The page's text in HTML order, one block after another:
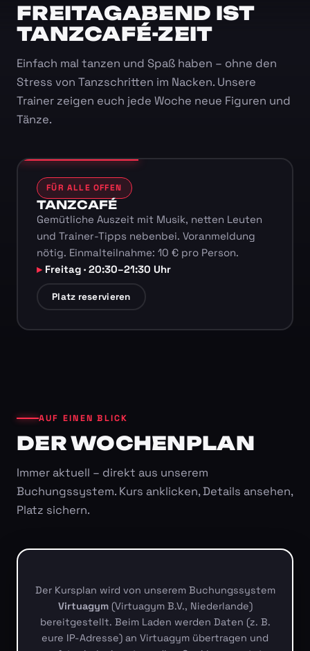
FREITAGABEND IST
TANZCAFÉ-ZEIT
Einfach mal tanzen und Spaß haben – ohne den
Stress von Tanzschritten im Nacken. Unsere
Trainer zeigen euch jede Woche neue Figuren und
Tänze.
FÜR ALLE OFFEN
TANZCAFÉ
Gemütliche Auszeit mit Musik, netten Leuten
und Trainer-Tipps nebenbei. Voranmeldung
nötig. Einmalteilnahme: 10 € pro Person.
Freitag · 20:30–21:30 Uhr
Platz reservieren
AUF EINEN BLICK
DER WOCHENPLAN
Immer aktuell – direkt aus unserem
Buchungssystem. Kurs anklicken, Details ansehen,
Platz sichern.
Der Kursplan wird von unserem Buchungssystem
Virtuagym(Virtuagym B.V., Niederlande)
bereitgestellt. Beim Laden werden Daten (z. B.
eure IP-Adresse) an Virtuagym übertragen und